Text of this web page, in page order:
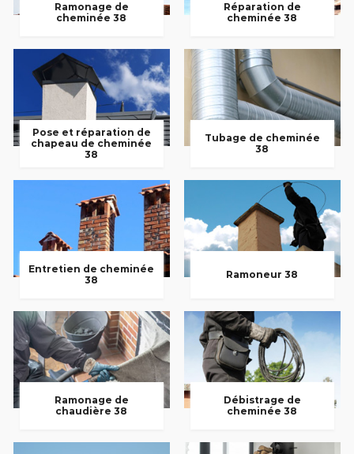
Ramonage de
cheminée 38
Réparation de
cheminée 38
Pose et réparation de
chapeau de cheminée
38
Tubage de cheminée
38
Entretien de cheminée
38
Ramoneur 38
Ramonage de
chaudière 38
Débistrage de
cheminée 38